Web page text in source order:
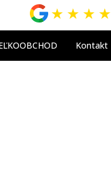
★ ★ ★ ★
Kontakt